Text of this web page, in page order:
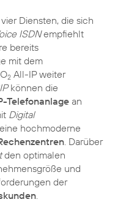
Diensten, die sich
ISDNempfiehlt
bereits
mit dem
2 All-IP weiter
können die
Telefonanlage an
Digital
hochmoderne
. Darüber
den optimalen
und
der